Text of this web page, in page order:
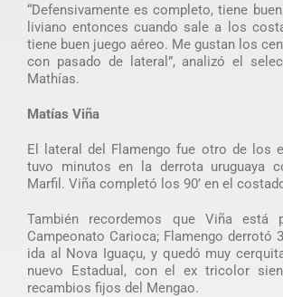
“Defensivamente es completo, tiene
liviano entonces cuando sale a los
tiene buen juego aéreo. Me gustan los
con pasado de lateral”, analizó el
Mathías.
Matías Viña
El lateral del Flamengo fue otro de los
tuvo minutos en la derrota uruguaya
Marfil. Viña completó los 90’ en el
También recordemos que Viña está
Campeonato Carioca; Flamengo derrotó
ida al Nova Iguaçu, y quedó muy
nuevo Estadual, con el ex tricolor
recambios fijos del Mengao.